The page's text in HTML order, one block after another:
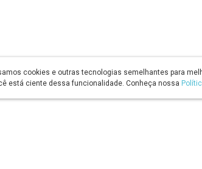
cookies e outras tecnologias semelhantes para
está ciente dessa funcionalidade. Conheça nossa